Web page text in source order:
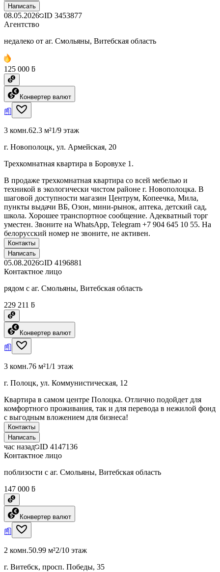
Написать
08.05.2026 ID 3453877
Агентство
недалеко от аг. Смольяны, Витебская область
125 000 ƃ
Конвертер валют
3 комн.62.3 м²1/9 этаж
г. Новополоцк, ул. Армейская, 20
Трехкомнатная квартира в Боровухе 1.
В продаже трехкомнатная квартира со всей мебелью и
техникой в экологически чистом районе г. Новополоцка. В
шаговой доступности магазин Центрум, Копеечка, Мила,
пункты выдачи ВБ, Озон, мини-рынок, аптека, детский сад,
школа. Хорошее транспортное сообщение. Адекватный торг
уместен. Звоните на WhatsApp, Telegram +7 904 645 10 55. На
белорусский номер не звоните, не активен.
Контакты
Написать
05.08.2026 ID 4196881
Контактное лицо
рядом с аг. Смольяны, Витебская область
229 211 ƃ
Конвертер валют
3 комн.76 м²1/1 этаж
г. Полоцк, ул. Коммунистическая, 12
Квартира в самом центре Полоцка. Отлично подойдет для
комфортного проживания, так и для перевода в нежилой фонд
с выгодным вложением для бизнеса!
Контакты
Написать
час назад ID 4147136
Контактное лицо
поблизости с аг. Смольяны, Витебская область
147 000 ƃ
Конвертер валют
2 комн.50.99 м²2/10 этаж
г. Витебск, просп. Победы, 35